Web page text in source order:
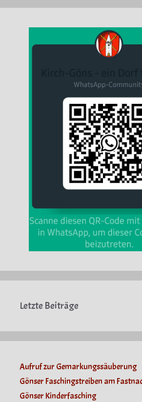
Letzte Beiträge
Aufruf zur Gemarkungssäuberung
Gönser Faschingstreiben am
Gönser Kinderfasching